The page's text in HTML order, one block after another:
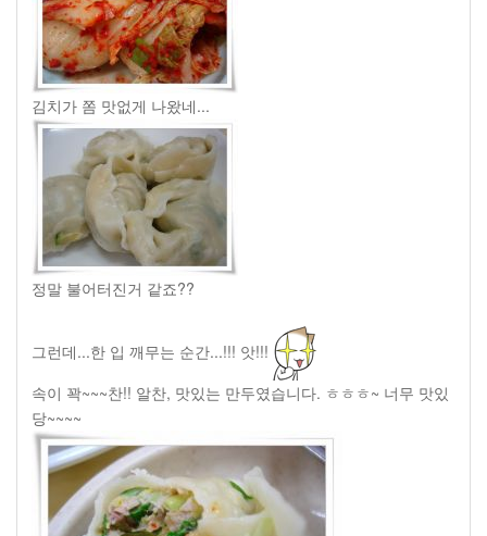
김치가 쫌 맛없게 나왔네...
정말 불어터진거 같죠??
그런데...한 입 깨무는 순간...!!! 앗!!!
속이 꽉~~~찬!! 알찬, 맛있는 만두였습니다. ㅎㅎㅎ~ 너무 맛있
당~~~~